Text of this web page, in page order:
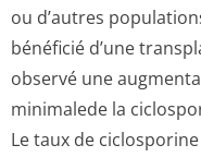
ou d’autres
bénéficié d’une
observé une
minimalede la
Le taux de